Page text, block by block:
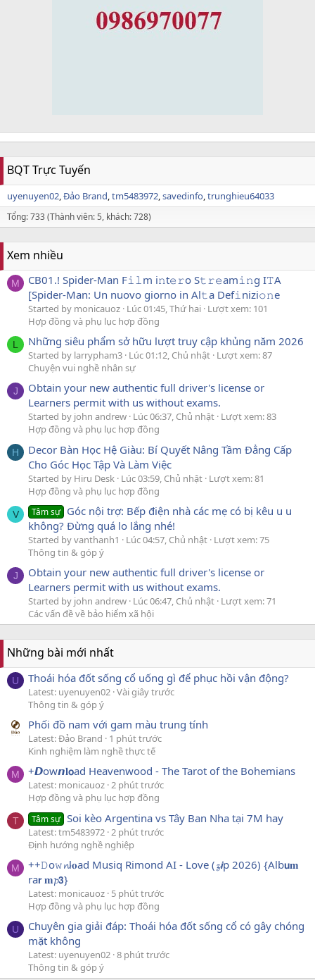
BQT Trực Tuyến
uyenuyen02 Đảo Brand tm5483972 savedinfo trunghieu64033
Tổng: 733 (Thành viên: 5, khách: 728)
Xem nhiều
M
CB01.! Spider-Man F𝚒𝚕m i𝚗t𝚎𝚛o S𝚝𝚛𝚎am𝚒𝚗g I𝚃A
[Spider-Man: Un nuovo giorno in Al𝚝a Def𝚒nizi𝚘𝚗e
Started by monicauoz Lúc 01:45, Thứ hai Lượt xem: 101
Hợp đồng và phụ lục hợp đồng
L Những siêu phẩm sở hữu lượt truy cập khủng năm 2026
Started by larrypham3 Lúc 01:12, Chủ nhật Lượt xem: 87
Chuyện vui nghề nhân sự
J
Obtain your new authentic full driver's license or
Learners permit with us without exams.
Started by john andrew Lúc 06:37, Chủ nhật Lượt xem: 83
Hợp đồng và phụ lục hợp đồng
H
Decor Bàn Học Hệ Giàu: Bí Quyết Nâng Tầm Đẳng Cấp
Cho Góc Học Tập Và Làm Việc
Started by Hiru Desk Lúc 03:59, Chủ nhật Lượt xem: 81
Hợp đồng và phụ lục hợp đồng
V Tâm sự Góc nội trợ: Bếp điện nhà các mẹ có bị kêu u u
không? Đừng quá lo lắng nhé!
Started by vanthanh1 Lúc 04:57, Chủ nhật Lượt xem: 75
Thông tin & góp ý
J
Obtain your new authentic full driver's license or
Learners permit with us without exams.
Started by john andrew Lúc 06:47, Chủ nhật Lượt xem: 71
Các vấn đề về bảo hiểm xã hội
Những bài mới nhất
U Thoái hóa đốt sống cổ uống gì để phục hồi vận động?
Latest: uyenuyen02 Vài giây trước
Thông tin & góp ý
Phối đồ nam với gam màu trung tính
Latest: Đảo Brand
1 phút trước
Kinh nghiệm làm nghề thực tế
M +𝘿ow𝙣𝐥𝗼ad Heavenwood - The Tarot of the Bohemians
Latest: monicauoz 2 phút trước
Hợp đồng và phụ lục hợp đồng
T Tâm sự Soi kèo Argentina vs Tây Ban Nha tại 7M hay
Latest: tm5483972 2 phút trước
Định hướng nghề nghiệp
M
++𝙳o𝚠𝓷l𝐨ad Musiq Rimond AI - Love (𝔃𝙞p 2026) {Alb𝘂𝐦
ra𝗿 𝐦𝓹𝟯}
Latest: monicauoz 5 phút trước
Hợp đồng và phụ lục hợp đồng
U
Chuyên gia giải đáp: Thoái hóa đốt sống cổ có gây chóng
mặt không
Latest: uyenuyen02 8 phút trước
Thông tin & góp ý